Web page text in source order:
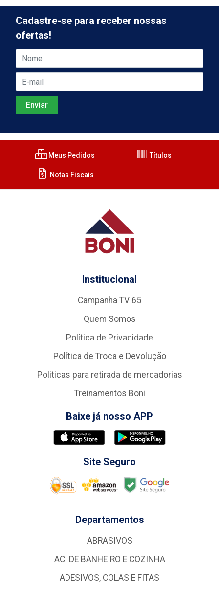
Cadastre-se para receber nossas
ofertas!
Meus Pedidos Títulos
Notas Fiscais
Institucional
Campanha TV 65
Quem Somos
Política de Privacidade
Política de Troca e Devolução
Politicas para retirada de mercadorias
Treinamentos Boni
Baixe já nosso APP
Site Seguro
Departamentos
ABRASIVOS
AC. DE BANHEIRO E COZINHA
ADESIVOS, COLAS E FITAS